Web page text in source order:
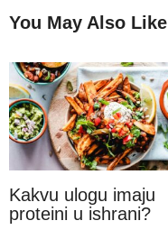
You May Also Like
Kakvu ulogu imaju
proteini u ishrani?